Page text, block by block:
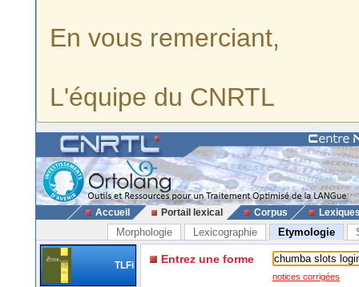
En vous remerciant,
L'équipe du CNRTL
Accueil Portail lexical Corpus
Morphologie Lexicographie Etymologie
TLFi Entrez une forme
notices corrigées